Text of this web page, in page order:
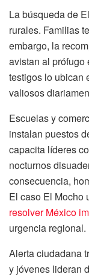
La búsqueda de
rurales. Familias
embargo, la
avistan al prófugo
testigos lo ubican
valiosos
Escuelas y
instalan puestos
capacita líderes
nocturnos
consecuencia,
El caso El Mocho
resolver México
urgencia regional.
Alerta ciudadana
y jóvenes lideran